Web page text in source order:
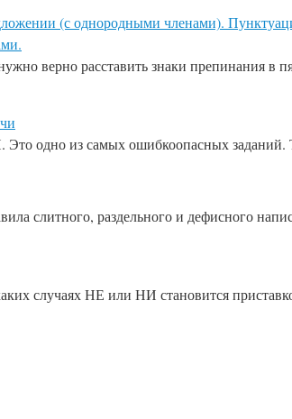
(с однородными членами).
верно расставить знаки препинания в
одно из самых ошибкоопасных заданий.
слитного, раздельного и дефисного
случаях НЕ или НИ становится